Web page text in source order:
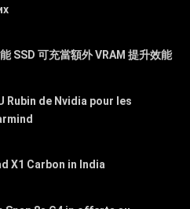
SSD 可充當額外 VRAM 提升效能
Rubin de Nvidia pour les
X1 Carbon in India